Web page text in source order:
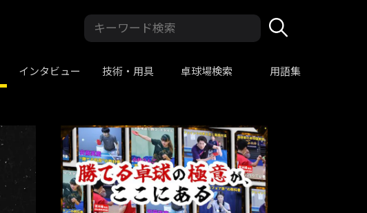
インタビュー 技術・用具 卓球場検索 用語集